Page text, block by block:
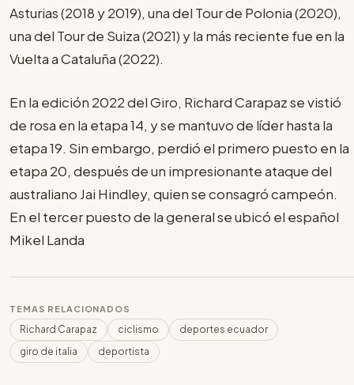
Asturias (2018 y 2019), una del Tour de Polonia (2020),
una del Tour de Suiza (2021) y la más reciente fue en la
Vuelta a Cataluña (2022).
En la edición 2022 del Giro, Richard Carapaz se vistió
de rosa en la etapa 14, y se mantuvo de líder hasta la
etapa 19. Sin embargo, perdió el primero puesto en la
etapa 20, después de un impresionante ataque del
australiano Jai Hindley, quien se consagró campeón.
En el tercer puesto de la general se ubicó el español
Mikel Landa
TEMAS RELACIONADOS
Richard Carapaz ciclismo
deportes ecuador
giro de italia
deportista